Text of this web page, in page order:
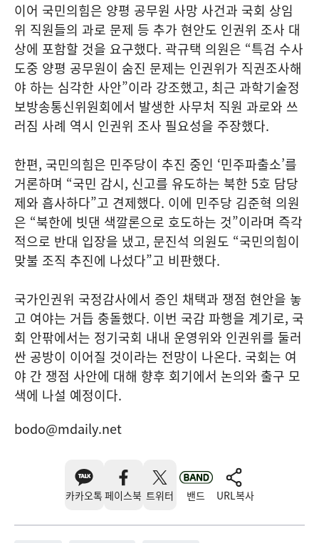
이어 국민의힘은 양평 공무원 사망 사건과 국회 상임
위 직원들의 과로 문제 등 추가 현안도 인권위 조사 대
상에 포함할 것을 요구했다. 곽규택 의원은 “특검 수사
도중 양평 공무원이 숨진 문제는 인권위가 직권조사해
야 하는 심각한 사안”이라 강조했고, 최근 과학기술정
보방송통신위원회에서 발생한 사무처 직원 과로와 쓰
러짐 사례 역시 인권위 조사 필요성을 주장했다.
한편, 국민의힘은 민주당이 추진 중인 ‘민주파출소’를
거론하며 “국민 감시, 신고를 유도하는 북한 5호 담당
제와 흡사하다”고 견제했다. 이에 민주당 김준혁 의원
은 “북한에 빗댄 색깔론으로 호도하는 것”이라며 즉각
적으로 반대 입장을 냈고, 문진석 의원도 “국민의힘이
맞불 조직 추진에 나섰다”고 비판했다.
국가인권위 국정감사에서 증인 채택과 쟁점 현안을 놓
고 여야는 거듭 충돌했다. 이번 국감 파행을 계기로, 국
회 안팎에서는 정기국회 내내 운영위와 인권위를 둘러
싼 공방이 이어질 것이라는 전망이 나온다. 국회는 여
야 간 쟁점 사안에 대해 향후 회기에서 논의와 출구 모
색에 나설 예정이다.
bodo@mdaily.net
카카오톡 페이스북 트위터 밴드 URL복사